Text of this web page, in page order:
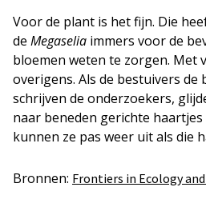
Voor de plant is het fijn. Die
de Megaselia immers voor de
bloemen weten te zorgen. Met
overigens. Als de bestuivers de
schrijven de onderzoekers,
naar beneden gerichte
kunnen ze pas weer uit als die
Bronnen: Frontiers in Ecology